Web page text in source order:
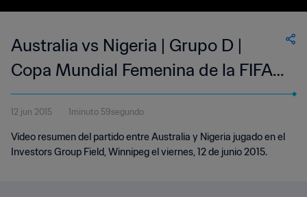
Australia vs Nigeria | Grupo D |
Copa Mundial Femenina de la FIFA
Canadá 2015™ | Highlights
12 jun 2015 1minuto 59segundo
Vídeo resumen del partido entre Australia y Nigeria jugado en el
Investors Group Field, Winnipeg el viernes, 12 de junio 2015.